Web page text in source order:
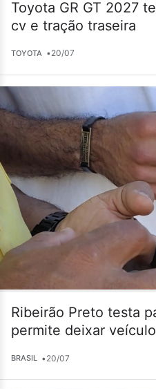
Toyota GR GT 2027
cv e tração traseira
TOYOTA •20/07
Ribeirão Preto testa
permite deixar
BRASIL •20/07